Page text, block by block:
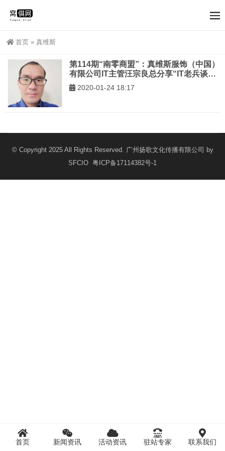
首页 » 真维斯
第114期“南零商盟”：真维斯服饰（中国）
有限公司IT主管汪宗良总分享“IT老兵谈企
业信息化成功的三大基础”
2020-01-24 18:17
© Copyright 2025 All Rights Reserved. 广州扬歌文化传播有限公司 by
SFCIO 粤ICP备17114382号-1
首页 新闻资讯 活动资讯 驻站专家 联系我们